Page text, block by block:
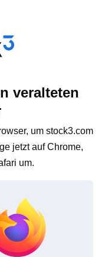
veralteten
um stock3.com
jetzt auf Chrome,
um.